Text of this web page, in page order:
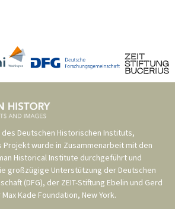
des Deutschen Historischen Instituts,
Projekt wurde in Zusammenarbeit mit den
Historical Institute durchgeführt und
großzügige Unterstützung der Deutschen
(DFG), der ZEIT-Stiftung Ebelin und Gerd
Max Kade Foundation, New York.